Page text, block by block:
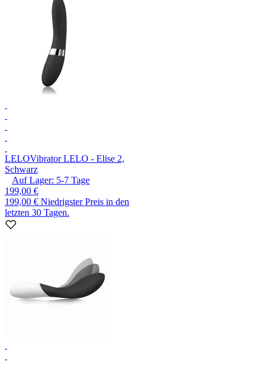
LELOVibrator LELO - Elise 2,
Schwarz
Auf Lager: 5-7 Tage
199,00 €
199,00 € Niedrigster Preis in den
letzten 30 Tagen.